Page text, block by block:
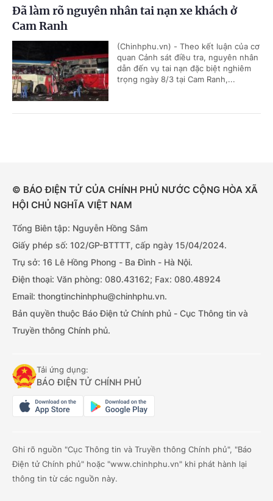
Đã làm rõ nguyên nhân tai nạn xe khách ở
Cam Ranh
(Chinhphu.vn) - Theo kết luận của cơ
quan Cảnh sát điều tra, nguyên nhân
dẫn đến vụ tai nạn đặc biệt nghiêm
trọng ngày 8/3 tại Cam Ranh,...
© BÁO ĐIỆN TỬ CỦA CHÍNH PHỦ NƯỚC CỘNG HÒA XÃ
HỘI CHỦ NGHĨA VIỆT NAM
Tổng Biên tập: Nguyễn Hồng Sâm
Giấy phép số: 102/GP-BTTTT, cấp ngày 15/04/2024.
Trụ sở: 16 Lê Hồng Phong - Ba Đình - Hà Nội.
Điện thoại: Văn phòng: 080.43162; Fax: 080.48924
Email: thongtinchinhphu@chinhphu.vn.
Bản quyền thuộc Báo Điện tử Chính phủ - Cục Thông tin và
Truyền thông Chính phủ.
Tải ứng dụng:
BÁO ĐIỆN TỬ CHÍNH PHỦ
Ghi rõ nguồn "Cục Thông tin và Truyền thông Chính phủ", "Báo
Điện tử Chính phủ" hoặc "www.chinhphu.vn" khi phát hành lại
thông tin từ các nguồn này.